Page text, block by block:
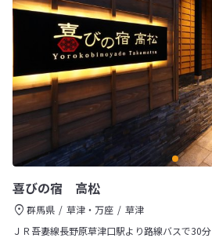
喜びの宿 高松
群馬県 草津・万座
草津
ＪＲ吾妻線長野原草津口駅より路線バスで30分